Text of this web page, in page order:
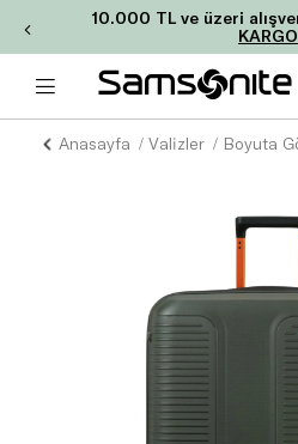
10.000 TL ve üzeri
KARGO
Anasayfa Valizler Boyuta